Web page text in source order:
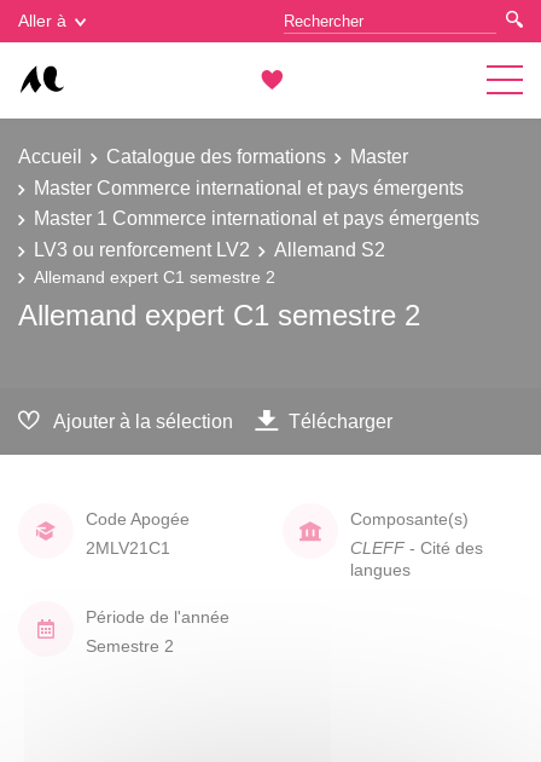
Aller à
Accueil Catalogue des formations
Master
Master Commerce international et pays émergents
Master 1 Commerce international et pays émergents
LV3 ou renforcement LV2
Allemand S2
Allemand expert C1 semestre 2
Allemand expert C1 semestre 2
Ajouter à la sélection Télécharger
Code Apogée
2MLV21C1
Composante(s)
CLEFF - Cité des
langues
Période de l'année
Semestre 2
Gestion des cookies